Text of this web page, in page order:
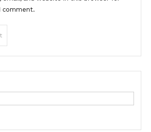
comment.